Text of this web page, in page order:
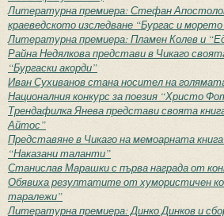
Литературна премиера: Стефан
краеведското изследване “Бургас и
Литературна премиера: Пламен Колев и
Райна Недялкова представи в Чикаго
“Бургаски акорди”
Иван Сухиванов стана носител на
Националния конкурс за поезия “Христо
Трендафилка Янева представи своята
Айтос”
Представяне в Чикаго на мемоарната
“Наказани таланти”
Станислав Марашки с първа награда от
Обявиха резултатите от хумористичен
таралежи”
Литературна премиера: Динко Динков и